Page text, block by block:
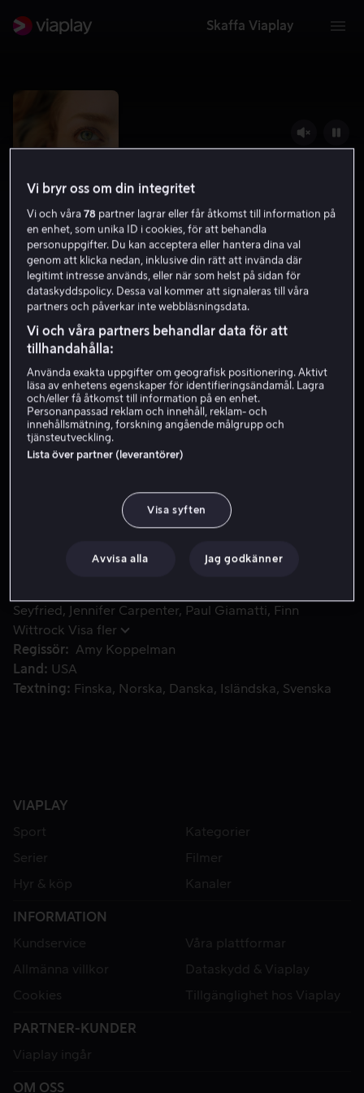
Skaffa Viaplay
A Mouthful of Air
Drama 1 h 40 min
HD
Hyr 39 kr
Köp 109 kr
bli av med barndomsångest, men hon har inte gjort upp
med den mörka hemlighet som hemsöker hennes eget
Seyfried
Jennifer Carpenter Paul Giamatti
Finn
Wittrock Visa fler
Regissör
Amy Koppelman
Land
USA
Textning
Finska Norska Danska Isländska Svenska
VIAPLAY
Sport
Kategorier
Serier
Filmer
Hyr & köp
Kanaler
INFORMATION
Kundservice
Våra plattformar
Allmänna villkor
Dataskydd & Viaplay
Cookies
Tillgänglighet hos Viaplay
PARTNER-KUNDER
Viaplay ingår
OM OSS
Vi bryr oss om din integritet
Vi och våra78 partner lagrar eller får åtkomst till information på
en enhet, som unika ID i cookies, för att behandla
personuppgifter. Du kan acceptera eller hantera dina val
genom att klicka nedan, inklusive din rätt att invända där
legitimt intresse används, eller när som helst på sidan för
dataskyddspolicy. Dessa val kommer att signaleras till våra
partners och påverkar inte webbläsningsdata.
Vi och våra partners behandlar data för att
tillhandahålla:
Använda exakta uppgifter om geografisk positionering. Aktivt
läsa av enhetens egenskaper för identifieringsändamål. Lagra
och/eller få åtkomst till information på en enhet.
Personanpassad reklam och innehåll, reklam- och
innehållsmätning, forskning angående målgrupp och
tjänsteutveckling.
Lista över partner (leverantörer)
Visa syften
Avvisa alla Jag godkänner